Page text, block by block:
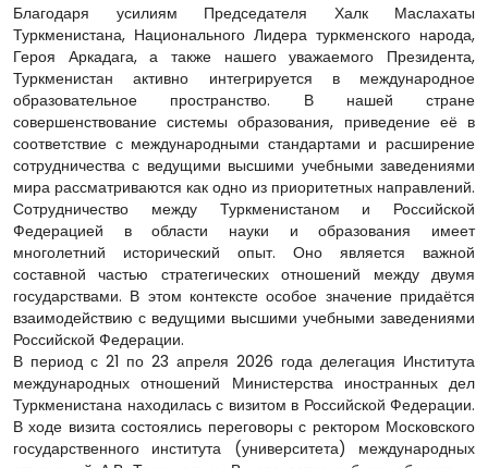
Благодаря усилиям Председателя Халк Маслахаты
Туркменистана, Национального Лидера туркменского народа,
Героя Аркадага, а также нашего уважаемого Президента,
Туркменистан активно интегрируется в международное
образовательное пространство. В нашей стране
совершенствование системы образования, приведение её в
соответствие с международными стандартами и расширение
сотрудничества с ведущими высшими учебными заведениями
мира рассматриваются как одно из приоритетных направлений.
Сотрудничество между Туркменистаном и Российской
Федерацией в области науки и образования имеет
многолетний исторический опыт. Оно является важной
составной частью стратегических отношений между двумя
государствами. В этом контексте особое значение придаётся
взаимодействию с ведущими высшими учебными заведениями
Российской Федерации.
В период с 21 по 23 апреля 2026 года делегация Института
международных отношений Министерства иностранных дел
Туркменистана находилась с визитом в Российской Федерации.
В ходе визита состоялись переговоры с ректором Московского
государственного института (университета) международных